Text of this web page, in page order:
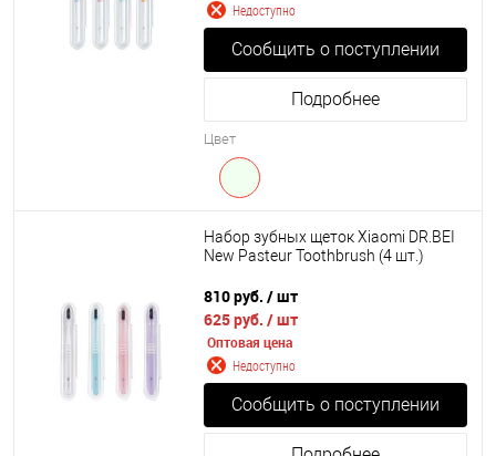
Недоступно
Сообщить о поступлении
Подробнее
Цвет
Набор зубных щеток Xiaomi DR.BEI
New Pasteur Toothbrush (4 шт.)
810 руб. / шт
625 руб. / шт
Оптовая цена
Недоступно
Сообщить о поступлении